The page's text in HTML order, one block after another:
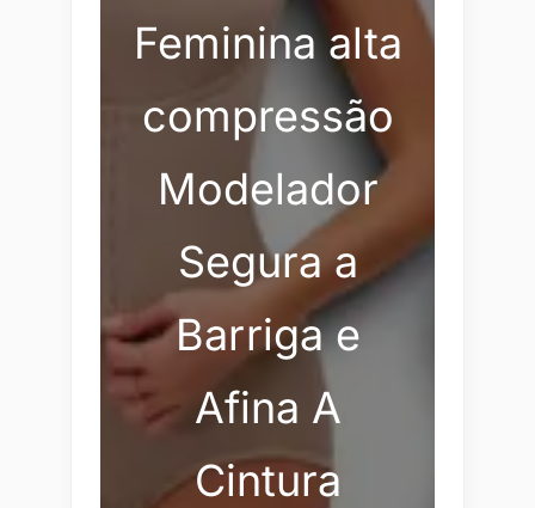
Feminina alta
compressão
Modelador
Segura a
Barriga e
Afina A
Cintura